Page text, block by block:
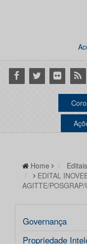
Facebook
Twitter Flickr RSS
Home
Editais
EDITAL
AGITTE/POSGRAP/
Governança
Propriedade